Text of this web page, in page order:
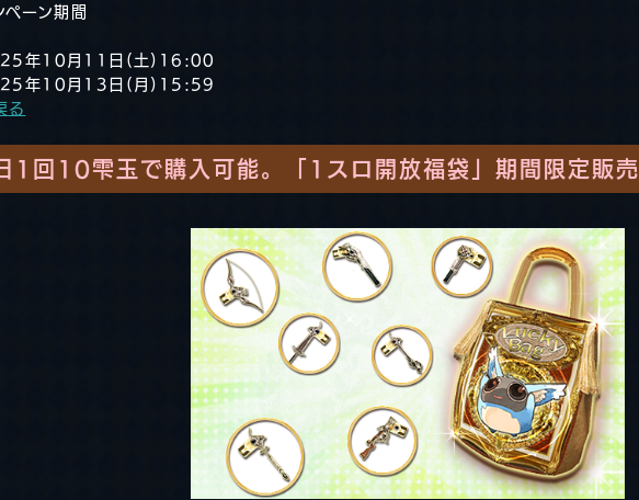
ペーン期間
年10月11日(土)16:00
年10月13日(月)15:59
る
1回10雫玉で購入可能。「1スロ開放福袋」期間限定販売